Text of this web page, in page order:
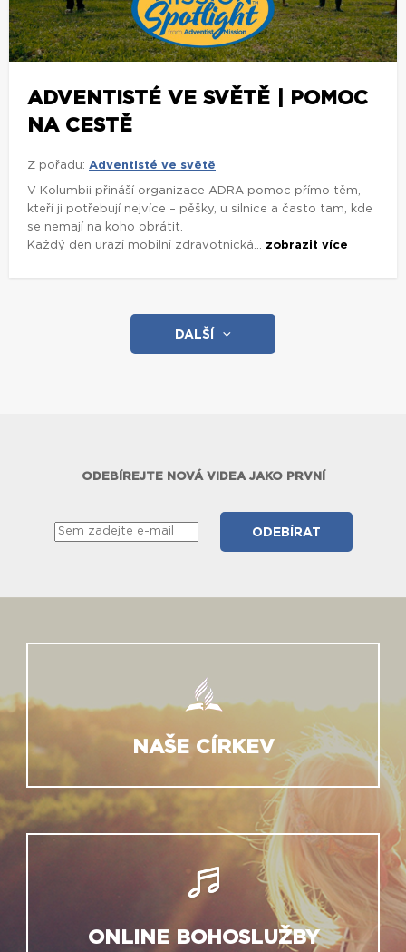
ADVENTISTÉ VE SVĚTĚ | POMOC
NA CESTĚ
Z pořadu: Adventisté ve světě
V Kolumbii přináší organizace ADRA pomoc přímo těm,
kteří ji potřebují nejvíce – pěšky, u silnice a často tam, kde
se nemají na koho obrátit.
Každý den urazí mobilní zdravotnická... zobrazit více
DALŠÍ
ODEBÍREJTE NOVÁ VIDEA JAKO PRVNÍ
NAŠE CÍRKEV
ONLINE BOHOSLUŽBY